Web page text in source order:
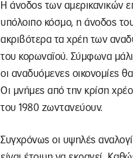
Η άνοδος των αμερικανικών
υπόλοιπο κόσμο, η άνοδος
ακριβότερα τα χρέη των
του κορωναϊού. Σύμφωνα
οι αναδυόμενες οικονομίες
Οι μνήμες από την κρίση
του 1980 ζωντανεύουν.
Συγχρόνως οι υψηλές